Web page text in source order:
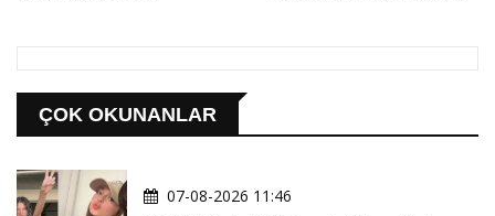
ÇOK OKUNANLAR
07-08-2026 11:46